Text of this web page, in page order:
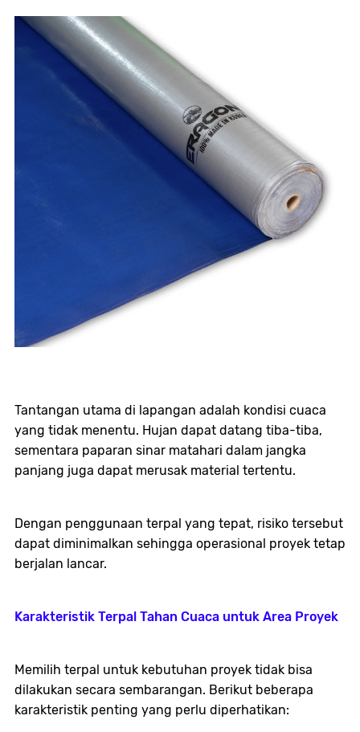
Tantangan utama di lapangan adalah kondisi cuaca
yang tidak menentu. Hujan dapat datang tiba-tiba,
sementara paparan sinar matahari dalam jangka
panjang juga dapat merusak material tertentu.
Dengan penggunaan terpal yang tepat, risiko tersebut
dapat diminimalkan sehingga operasional proyek tetap
berjalan lancar.
Karakteristik Terpal Tahan Cuaca untuk Area Proyek
Memilih terpal untuk kebutuhan proyek tidak bisa
dilakukan secara sembarangan. Berikut beberapa
karakteristik penting yang perlu diperhatikan: